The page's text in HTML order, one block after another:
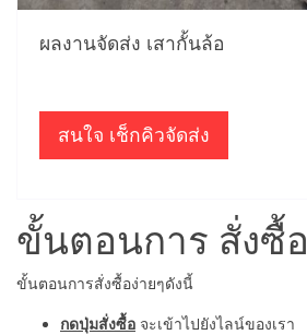
ผลงานจัดส่ง เสากั้นล้อ
สนใจ เช็กคิวจัดส่ง
ขั้นตอนการ สั่งซื้อ
ขั้นตอนการสั่งซื้อง่ายๆดังนี้
กดปุ่มสั่งซื้อ จะเข้าไปยังไลน์ของเรา